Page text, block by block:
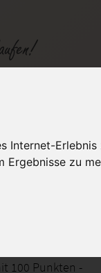
zu
/
100 Punkten -